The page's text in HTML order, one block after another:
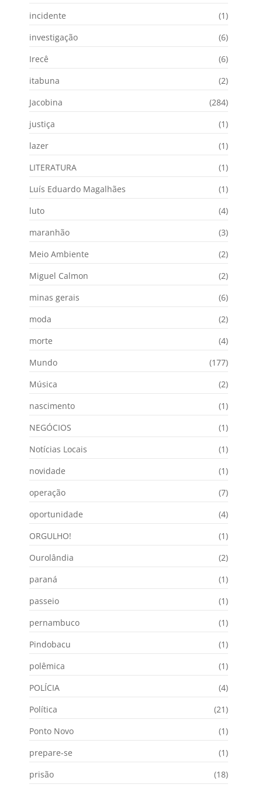
incidente
(1)
investigação
(6)
Irecê
(6)
itabuna
(2)
Jacobina
(284)
justiça
(1)
lazer
(1)
LITERATURA
(1)
Luís Eduardo Magalhães
(1)
luto
(4)
maranhão
(3)
Meio Ambiente
(2)
Miguel Calmon
(2)
minas gerais
(6)
moda
(2)
morte
(4)
Mundo
(177)
Música
(2)
nascimento
(1)
NEGÓCIOS
(1)
Notícias Locais
(1)
novidade
(1)
operação
(7)
oportunidade
(4)
ORGULHO!
(1)
Ourolândia
(2)
paraná
(1)
passeio
(1)
pernambuco
(1)
Pindobacu
(1)
polêmica
(1)
POLÍCIA
(4)
Política
(21)
Ponto Novo
(1)
prepare-se
(1)
prisão
(18)